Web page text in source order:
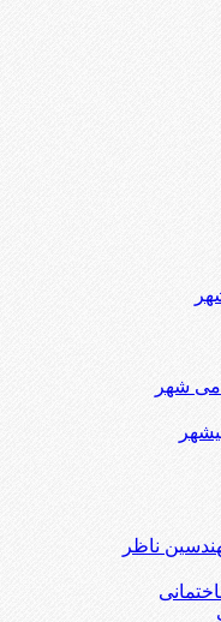
شهر
ناظر